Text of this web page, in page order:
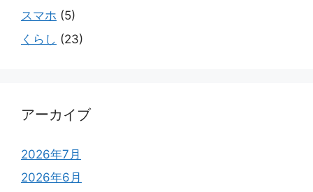
スマホ (5)
くらし (23)
アーカイブ
2026年7月
2026年6月